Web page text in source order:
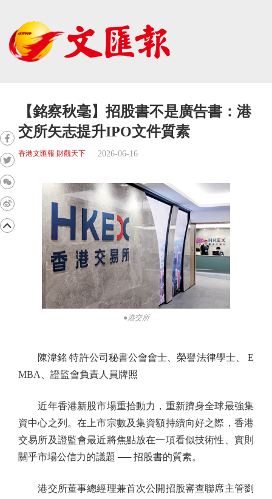
【銘察秋毫】招股書不是廣告書：港
交所矢志提升IPO文件質素
香港文匯報 財觀天下 2026-06-16
●港交所
陳湋銘 特許公司秘書公會會士、榮譽法律學士、 E
MBA、證監會負責人員牌照
近年香港新股市場重拾動力，重新躋身全球最強集
資中心之列。在上市宗數及集資額持續向好之際，香港
交易所及證監會最近將焦點放在一項看似技術性、實則
關乎市場公信力的議題 ── 招股書的質素。
港交所董事總經理兼首次公開招股審查聯席主管劉